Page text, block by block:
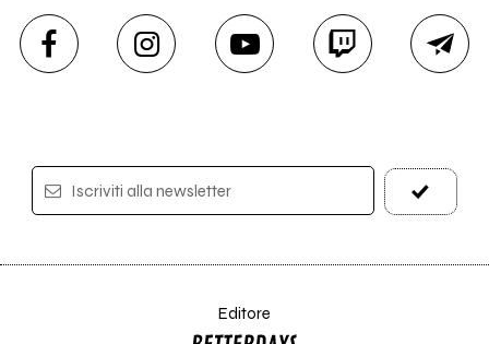
Iscriviti alla newsletter
Editore